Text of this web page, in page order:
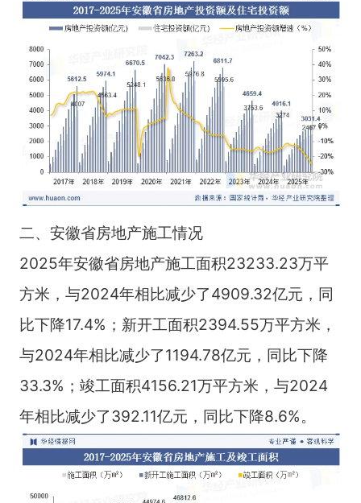
二、安徽省房地产施工情况
2025年安徽省房地产施工面积23233.23万平
方米，与2024年相比减少了4909.32亿元，同
比下降17.4%；新开工面积2394.55万平方米，
与2024年相比减少了1194.78亿元，同比下降
33.3%；竣工面积4156.21万平方米，与2024
年相比减少了392.11亿元，同比下降8.6%。